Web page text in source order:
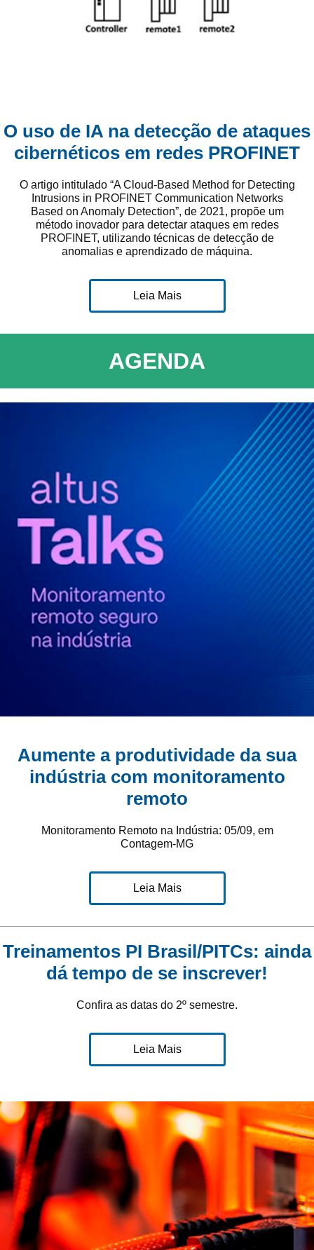
O uso de IA na detecção de ataques
cibernéticos em redes PROFINET
O artigo intitulado “A Cloud-Based Method for Detecting
Intrusions in PROFINET Communication Networks
Based on Anomaly Detection”, de 2021, propõe um
método inovador para detectar ataques em redes
PROFINET, utilizando técnicas de detecção de
anomalias e aprendizado de máquina.
Leia Mais
AGENDA
Aumente a produtividade da sua
indústria com monitoramento
remoto
Monitoramento Remoto na Indústria: 05/09, em
Contagem-MG
Leia Mais
Treinamentos PI Brasil/PITCs: ainda
dá tempo de se inscrever!
Confira as datas do 2º semestre.
Leia Mais